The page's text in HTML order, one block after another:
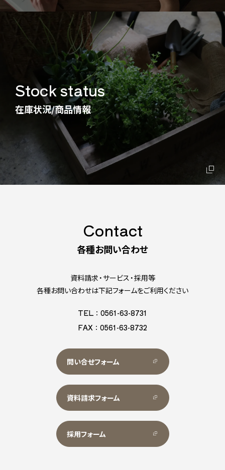
Stock status
在庫状況/商品情報
Contact
各種お問い合わせ
資料請求・サービス・採用等
各種お問い合わせは下記フォームをご利用ください
TEL：0561-63-8731
FAX：0561-63-8732
問い合せフォーム
資料請求フォーム
採用フォーム